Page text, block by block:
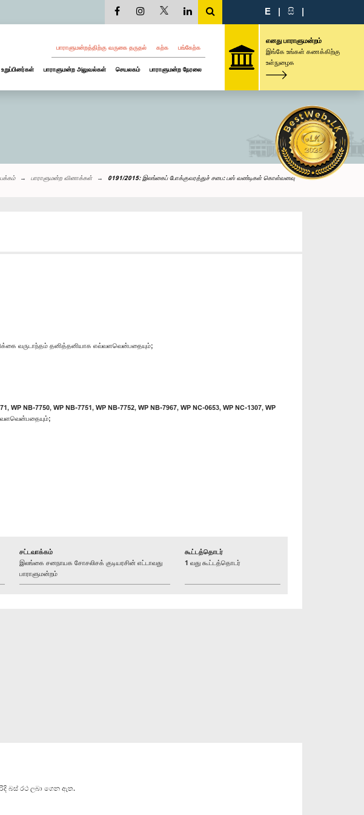
E | සි |
பாராளுமன்றத்திற்கு வருகை தருதல் கற்க பங்கேற்க
பாராளுமன்ற அலுவல்கள் செயலகம் பாராளுமன்ற நேரலை
எனது பாராளுமன்றம்
இங்கே உங்கள் கணக்கிற்கு
உள்நுழைக
பாராளுமன்ற வினாக்கள் 0191/2015: இலங்கைப் போக்குவரத்துச் சபை: பஸ் வண்டிகள் கொள்வனவு
வருடாந்தம் தனித்தனியாக எவ்வளவென்பதையும்;
NB-7750, WP NB-7751, WP NB-7752, WP NB-7967, WP NC-0653, WP NC-1307, WP
சட்டவாக்கம்
இலங்கை சனநாயக சோசலிசக் குடியரசின் எட்டாவது
பாராளுமன்றம்
கூட்டத்தொடர்
1 வது கூட்டத்தொடர்
බස් රථ ලබා ගෙන ඇත.